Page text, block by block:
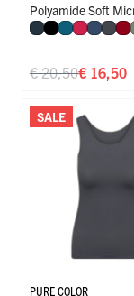
Polyamide Soft
Singlet
NavyZwart
Petrol
Rood
€ 16,50
€ 20,50
SALE
PURE COLOR